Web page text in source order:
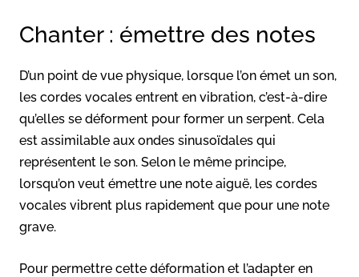
Chanter : émettre des notes
D’un point de vue physique, lorsque l’on émet un son,
les cordes vocales entrent en vibration, c’est-à-dire
qu’elles se déforment pour former un serpent. Cela
est assimilable aux ondes sinusoïdales qui
représentent le son. Selon le même principe,
lorsqu’on veut émettre une note aiguë, les cordes
vocales vibrent plus rapidement que pour une note
grave.
Pour permettre cette déformation et l’adapter en